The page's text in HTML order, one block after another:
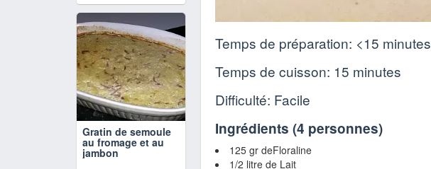
Temps de préparation: <15 minutes
Temps de cuisson: 15 minutes
Difficulté: Facile
Ingrédients (4 personnes)
125 gr deFloraline
1/2 litre de Lait
Gratin de semoule
au fromage et au
jambon